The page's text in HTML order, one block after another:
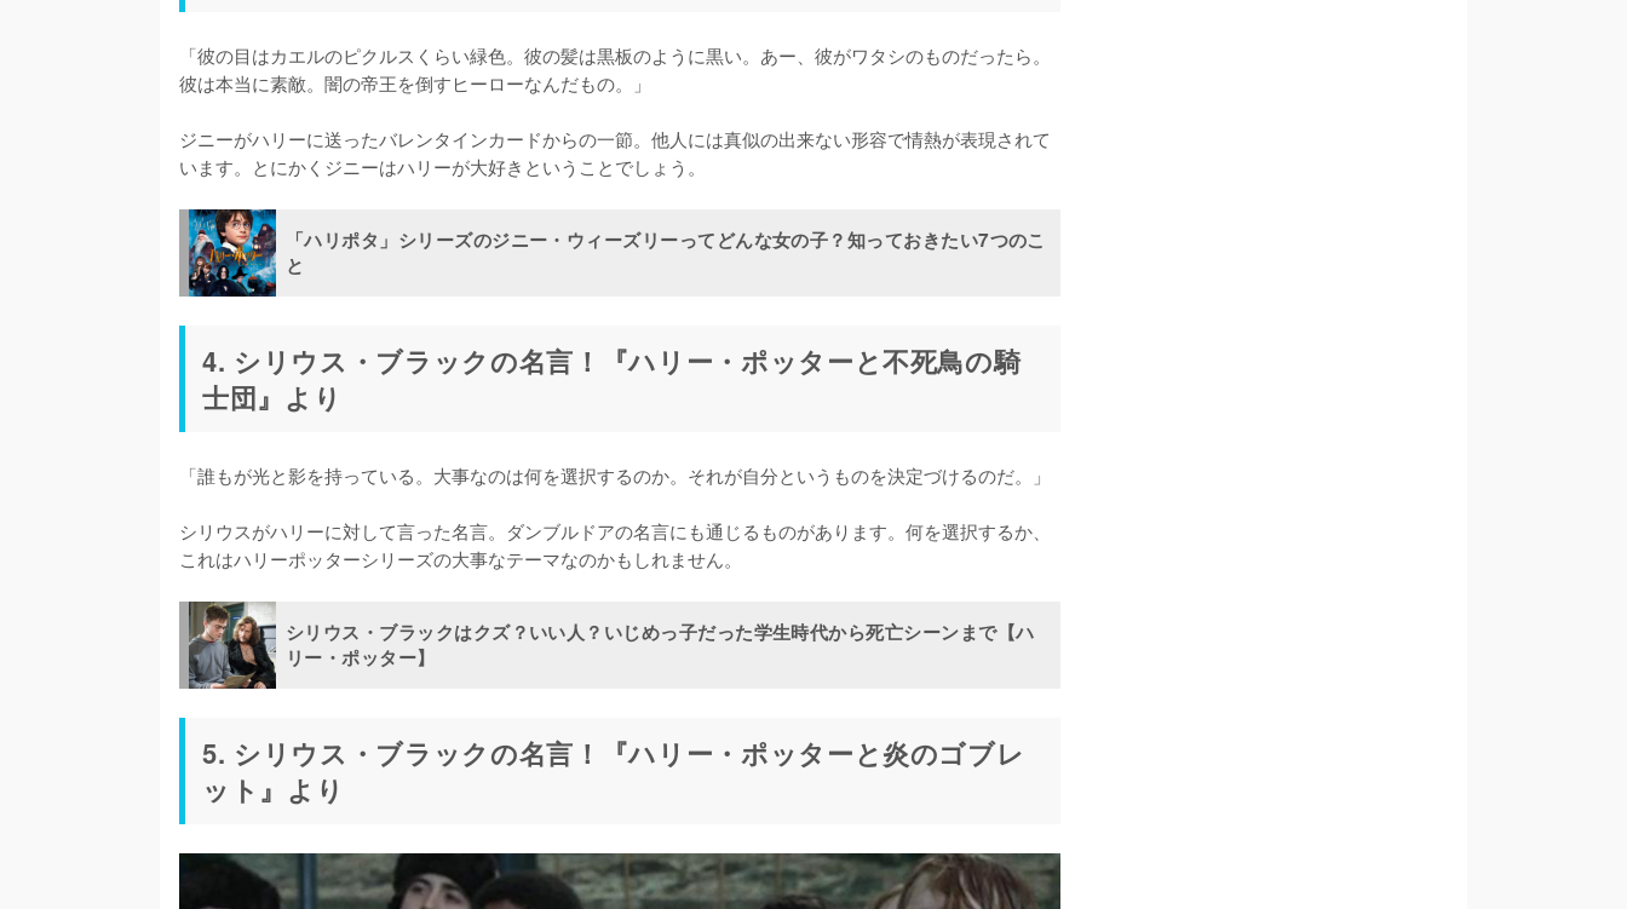
「彼の目はカエルのピクルスくらい緑色。彼の髪は黒板のように黒い。あー、彼がワタシのものだったら。
彼は本当に素敵。闇の帝王を倒すヒーローなんだもの。」
ジニーがハリーに送ったバレンタインカードからの一節。他人には真似の出来ない形容で情熱が表現されて
います。とにかくジニーはハリーが大好きということでしょう。
「ハリポタ」シリーズのジニー・ウィーズリーってどんな女の子？知っておきたい7つのこ
と
4. シリウス・ブラックの名言！『ハリー・ポッターと不死鳥の騎
士団』より
「誰もが光と影を持っている。大事なのは何を選択するのか。それが自分というものを決定づけるのだ。」
シリウスがハリーに対して言った名言。ダンブルドアの名言にも通じるものがあります。何を選択するか、
これはハリーポッターシリーズの大事なテーマなのかもしれません。
シリウス・ブラックはクズ？いい人？いじめっ子だった学生時代から死亡シーンまで【ハ
リー・ポッター】
5. シリウス・ブラックの名言！『ハリー・ポッターと炎のゴブレ
ット』より